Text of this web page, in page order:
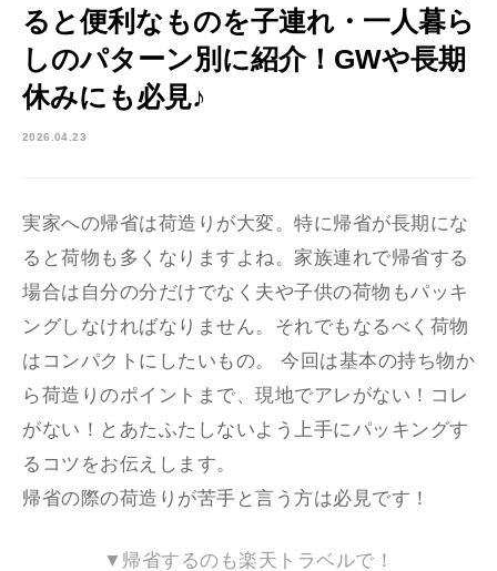
ると便利なものを子連れ・一人暮ら
しのパターン別に紹介！GWや長期
休みにも必見♪
2026.04.23
実家への帰省は荷造りが大変。特に帰省が長期にな
ると荷物も多くなりますよね。家族連れで帰省する
場合は自分の分だけでなく夫や子供の荷物もパッキ
ングしなければなりません。それでもなるべく荷物
はコンパクトにしたいもの。 今回は基本の持ち物か
ら荷造りのポイントまで、現地でアレがない！コレ
がない！とあたふたしないよう上手にパッキングす
るコツをお伝えします。
帰省の際の荷造りが苦手と言う方は必見です！
▼帰省するのも楽天トラベルで！